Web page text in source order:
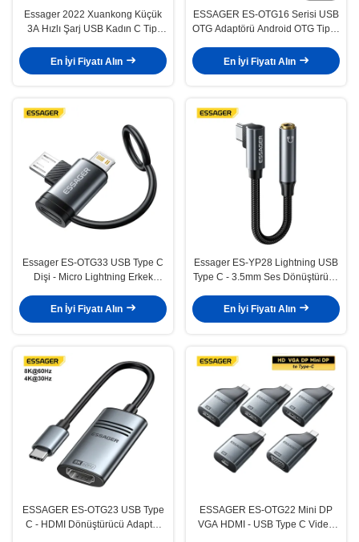
Essager 2022 Xuankong Küçük
3A Hızlı Şarj USB Kadın C Tipi
Cihazlar için USB 3.0 Adaptörü
En İyi Fiyatı Alın
ESSAGER ES-OTG16 Serisi USB
OTG Adaptörü Android OTG Tip C
En İyi Fiyatı Alın
Essager ES-OTG33 USB Type C
Dişi - Micro Lightning Erkek
En İyi Fiyatı Alın
Essager ES-YP28 Lightning USB
Type C - 3.5mm Ses Dönüştürücü
En İyi Fiyatı Alın
ESSAGER ES-OTG23 USB Type
C - HDMI Dönüştürücü Adaptör
ESSAGER ES-OTG22 Mini DP
VGA HDMI - USB Type C Video